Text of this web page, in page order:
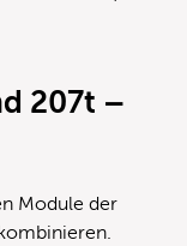
207t –
Module der